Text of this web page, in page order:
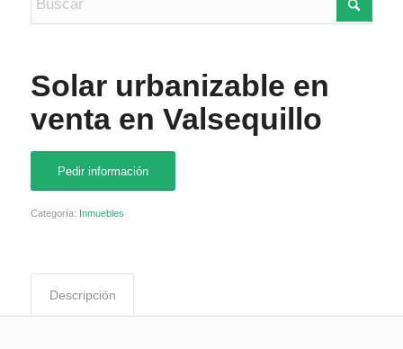
Solar urbanizable en
venta en Valsequillo
Pedir información
Categoría: Inmuebles
Descripción